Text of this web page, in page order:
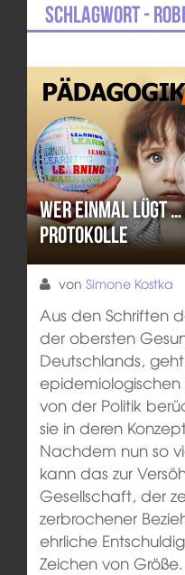
Schlagwort -
Wer einmal lügt
Protokolle
von Simone Kostka
Aus den Schriften
der obersten
Deutschlands,
von der Politik
sie in deren
Nachdem nun so
kann das zur
Gesellschaft, der
zerbrochener
ehrliche
Zeichen von Größe.